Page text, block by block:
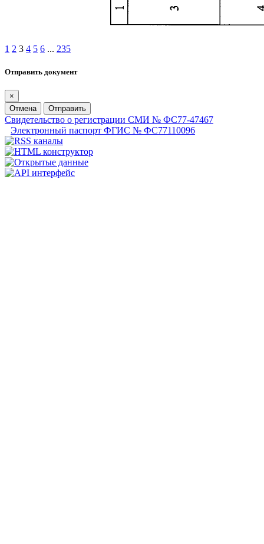
1 2 3 4 5 6 ... 235
Отправить документ
×
Отмена
Отправить
Свидетельство о регистрации СМИ № ФС77-47467
Электронный паспорт ФГИС № ФС77110096